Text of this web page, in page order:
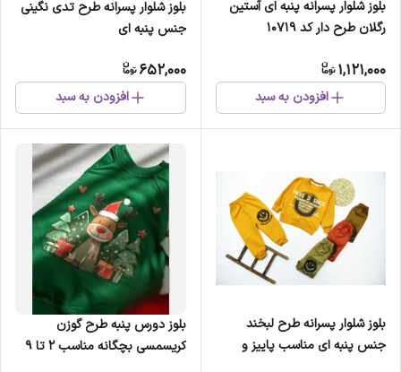
بلوز شلوار پسرانه پنبه ای آستین
رگلان طرح دار کد 10719
1,121,000
افزودن به سبد
بلوز شلوار پسرانه طرح تدی نگینی
جنس پنبه ای
652,000
افزودن به سبد
بلوز شلوار پسرانه طرح لبخند
جنس پنبه ای مناسب پاییز و
بلوز دورس پنبه طرح گوزن
کریسمسی بچگانه مناسب 2 تا 9